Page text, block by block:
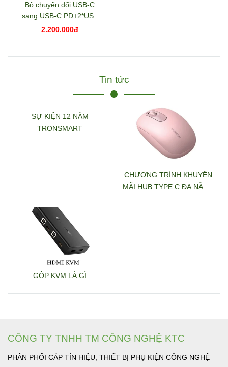
Bộ chuyển đổi USB-C
sang USB-C PD+2*USB
3.2+USB-C 3.2+2*USB
2.200.000đ
Tin tức
SỰ KIỆN 12 NĂM
TRONSMART
CHƯƠNG TRÌNH KHUYẾN
MÃI HUB TYPE C ĐA NĂNG
GỘP KVM LÀ GÌ
CÔNG TY TNHH TM CÔNG NGHỆ KTC
PHÂN PHỐI CÁP TÍN HIỆU, THIẾT BỊ PHỤ KIỆN CÔNG NGHỆ